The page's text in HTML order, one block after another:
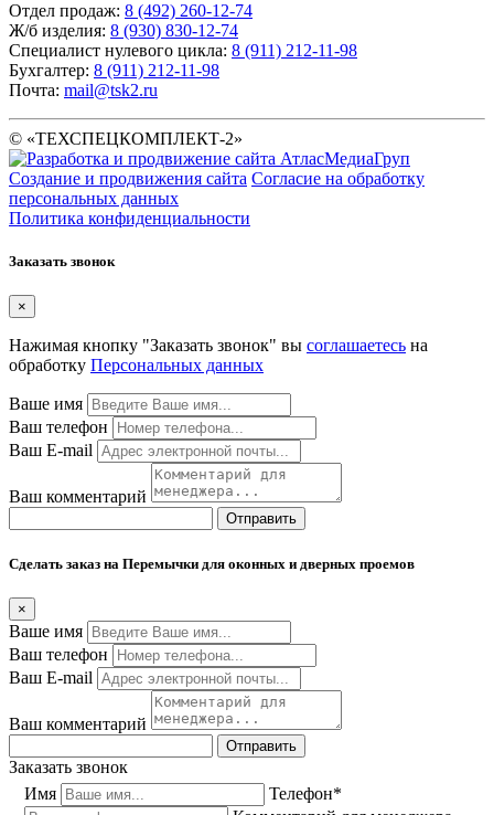
Отдел продаж: 8 (492) 260-12-74
Ж/б изделия: 8 (930) 830-12-74
Специалист нулевого цикла: 8 (911) 212-11-98
Бухгалтер: 8 (911) 212-11-98
Почта: mail@tsk2.ru
© «ТЕХСПЕЦКОМПЛЕКТ-2»
Создание и продвижения сайта Согласие на обработку
персональных данных
Политика конфиденциальности
Заказать звонок
×
Нажимая кнопку "Заказать звонок" вы соглашаетесь на
обработку Персональных данных
Ваше имя
Ваш телефон
Ваш E-mail
Ваш комментарий
Отправить
Сделать заказ на Перемычки для оконных и дверных проемов
×
Ваше имя
Ваш телефон
Ваш E-mail
Ваш комментарий
Отправить
Заказать звонок
Имя
Телефон*